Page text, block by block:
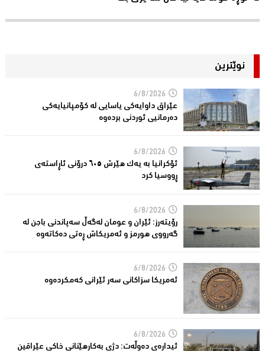
نوێترین
6/8/2026
عێراق داوایەکی یاسایی لە کۆمپانیایه‌كی
دەرمانیى ئوردنی بردەوە
6/8/2026
ئۆکرانیا بە یەک هێرش ٦٠٥ درۆنی ئاڕاستەى
ڕووسیا کرد
6/8/2026
رۆیتەرز: ئێران و عومان لەگەڵ سەپاندنی باجن لە
گەرووی هورمز و ئەمریکاش ڕەتی دەکاتەوە
6/8/2026
ئه‌مریكا سزاكانی سه‌ر ئێرانی كه‌مكرده‌وه‌
6/8/2026
ئیدارەى دەوڵەت: دژى بەکارهێنانى خاکی عێراقین